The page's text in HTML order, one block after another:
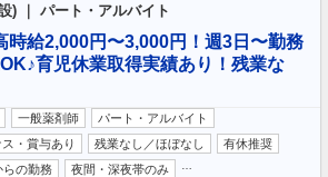
) ｜ パート・アルバイト
時給2,000円〜3,000円！週3日〜勤務
育児休業取得実績あり！残業な
一般薬剤師
パート・アルバイト
・賞与あり 残業なし／ほぼなし
有休推奨
らの勤務 夜間・深夜帯のみ